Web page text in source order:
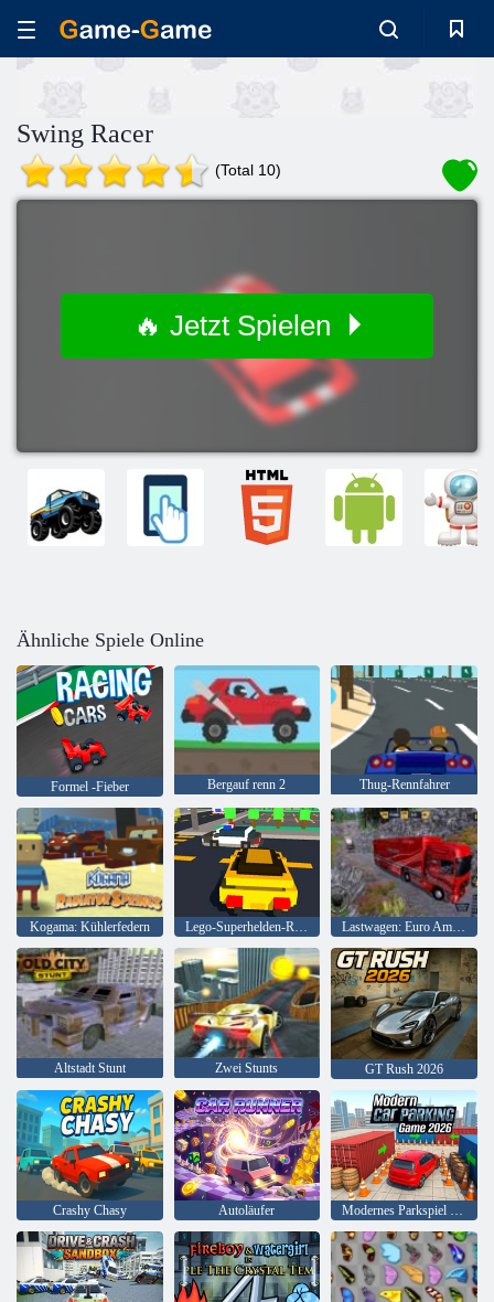
Swing Racer
(Total 10)
🔥 Jetzt Spielen
Ähnliche Spiele Online
Formel -Fieber Bergauf renn 2 Thug-Rennfahrer
Kogama: Kühlerfedern Lego-Superhelden-Rennen Lastwagen: Euro American Tour
Altstadt Stunt Zwei Stunts GT Rush 2026
Crashy Chasy Autoläufer